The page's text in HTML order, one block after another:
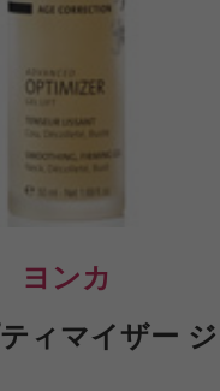
ヨンカ
ィマイザー